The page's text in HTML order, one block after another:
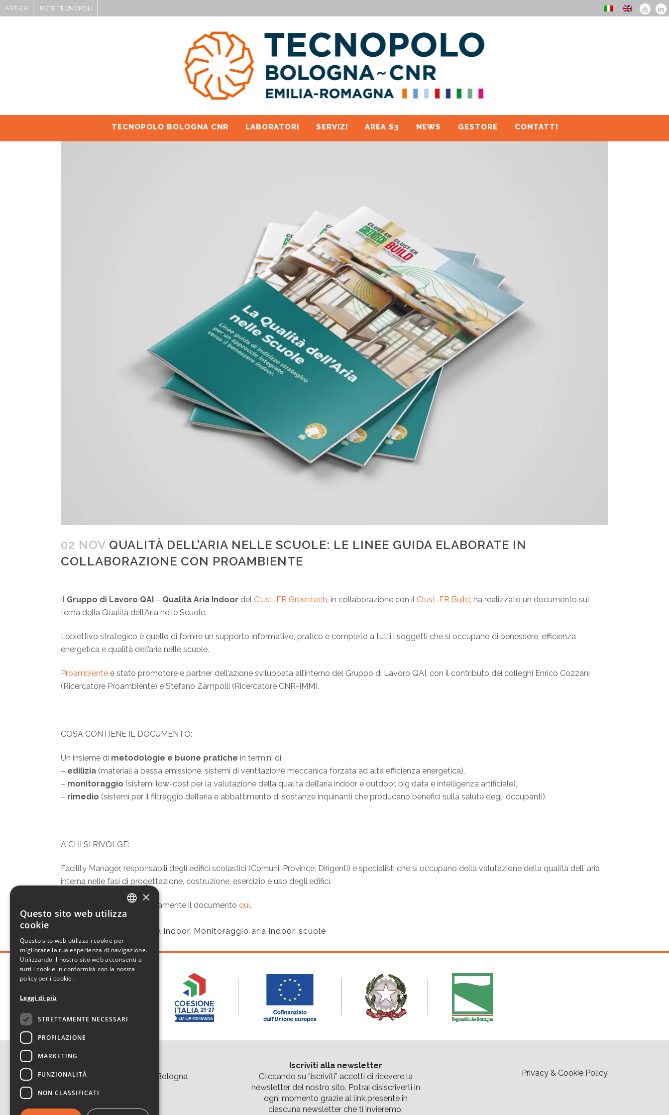
ART-ER RETE TECNOPOLI
TECNOPOLO BOLOGNA CNR LABORATORI SERVIZI AREA S3 NEWS GESTORE CONTATTI
02 NOV QUALITÀ DELL’ARIA NELLE SCUOLE: LE LINEE GUIDA ELABORATE IN
COLLABORAZIONE CON PROAMBIENTE
Il Gruppo di Lavoro QAI – Qualità Aria Indoor del Clust-ER Greentech , in collaborazione con il Clust-ER Build , ha realizzato un documento sul
tema della Qualità dell’Aria nelle Scuole.
L’obiettivo strategico è quello di fornire un supporto informativo, pratico e completo a tutti i soggetti che si occupano di benessere, efficienza
energetica e qualità dell’aria nelle scuole.
Proambiente è stato promotore e partner dell’azione sviluppata all’interno del Gruppo di Lavoro QAI, con il contributo dei colleghi Enrico Cozzani
(Ricercatore Proambiente) e Stefano Zampolli (Ricercatore CNR-IMM).
COSA CONTIENE IL DOCUMENTO:
Un insieme di metodologie e buone pratiche in termini di:
– edilizia (materiali a bassa emissione, sistemi di ventilazione meccanica forzata ad alta efficienza energetica),
– monitoraggio (sistemi low-cost per la valutazione della qualità dell’aria indoor e outdoor, big data e intelligenza artificiale),
– rimedio (sistemi per il filtraggio dell’aria e abbattimento di sostanze inquinanti che producano benefici sulla salute degli occupanti).
A CHI SI RIVOLGE:
Facility Manager, responsabili degli edifici scolastici (Comuni, Province, Dirigenti) e specialisti che si occupano della valutazione della qualità dell’ aria
interna nelle fasi di progettazione, costruzione, esercizio e uso degli edifici.
Visualizza e scarica gratuitamente il documento qui.
Inquinamento aria indoor Monitoraggio aria indoor scuole
Area della Ricerca CNR di Bologna
40129 Bologna
Tel. +39 051 639 8457
Iscriviti alla newsletter
Cliccando su “iscriviti” accetti di ricevere la
newsletter del nostro sito. Potrai disiscriverti in
ogni momento grazie al link presente in
ciascuna newsletter che ti invieremo.
Privacy & Cookie Policy
×
Questo sito web utilizza
cookie
Questo sito web utilizza i cookie per
migliorare la tua esperienza di navigazione.
Utilizzando il nostro sito web acconsenti a
tutti i cookie in conformità con la nostra
policy per i cookie.
Leggi di più
STRETTAMENTE NECESSARI
PROFILAZIONE
MARKETING
FUNZIONALITÀ
NON CLASSIFICATI